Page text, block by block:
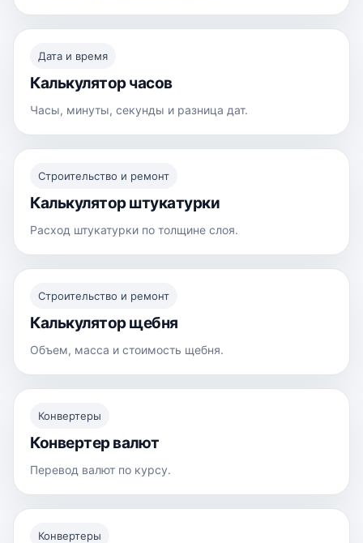
Дата и время
Калькулятор часов
Часы, минуты, секунды и разница дат.
Строительство и ремонт
Калькулятор штукатурки
Расход штукатурки по толщине слоя.
Строительство и ремонт
Калькулятор щебня
Объем, масса и стоимость щебня.
Конвертеры
Конвертер валют
Перевод валют по курсу.
Конвертеры